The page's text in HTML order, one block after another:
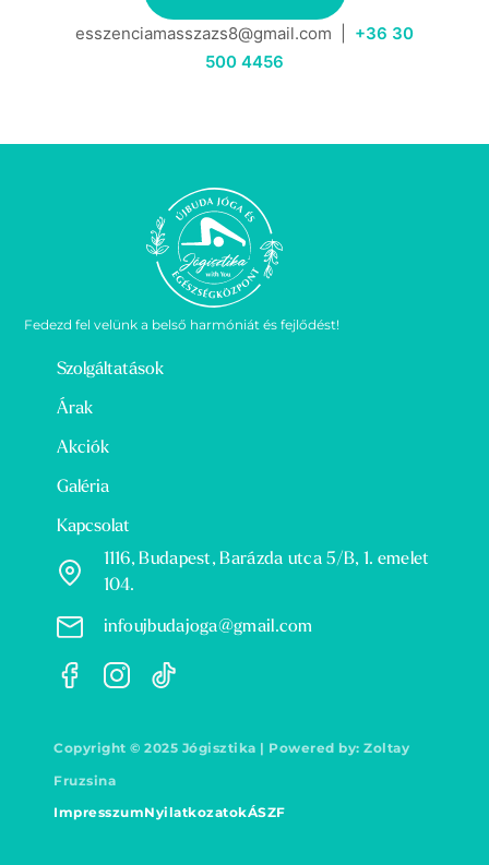
esszenciamasszazs8@gmail.com | +36 30
500 4456
Fedezd fel velünk a belső harmóniát és fejlődést!
Szolgáltatások
Árak
Akciók
Galéria
Kapcsolat
1116, Budapest, Barázda utca 5/B, 1. emelet
104.
infoujbudajoga@gmail.com
Copyright © 2025 Jógisztika | Powered by: Zoltay
Fruzsina
ImpresszumNyilatkozatokÁSZF